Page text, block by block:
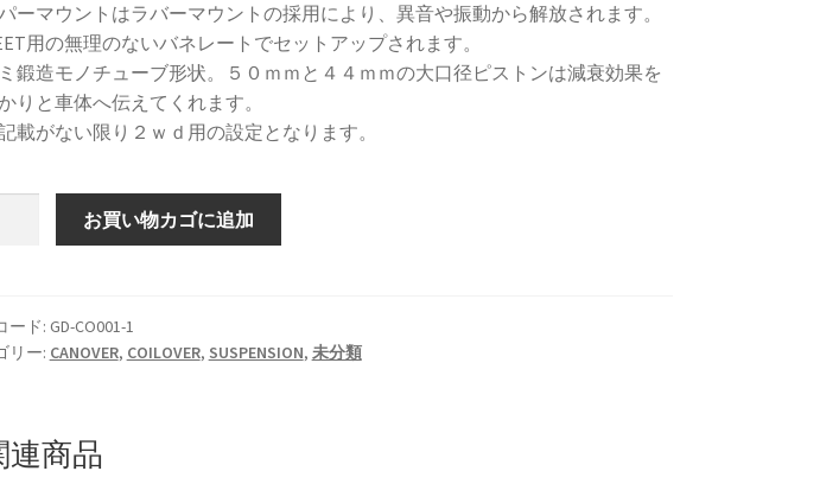
SUSPENSIONtop2 WHEEL 採寸表
プライバシーポリシー マイアカウント
ーマウントはラバーマウントの採用により、異音や振動から解放されます。
用の無理のないバネレートでセットアップされます。
鍛造モノチューブ形状。５０ｍｍと４４ｍｍの大口径ピストンは減衰効果を
りと車体へ伝えてくれます。
載がない限り２ｗｄ用の設定となります。
お買い物カゴに追加
ード: GD-CO001-1
リー: CANOVER, COILOVER, SUSPENSION, 未分類
連商品